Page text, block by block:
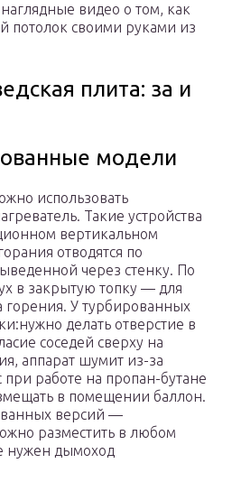
видео о том, как
потолок своими руками из
плита: за и
модели
использовать
Такие устройства
вертикальном
отводятся по
через стенку. По
в закрытую топку — для
горения. У турбированных
делать отверстие в
соседей сверху на
аппарат шумит из-за
работе на пропан-бутане
в помещении баллон.
версий —
разместить в любом
нужен дымоход